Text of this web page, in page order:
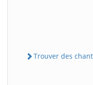
Trouver des